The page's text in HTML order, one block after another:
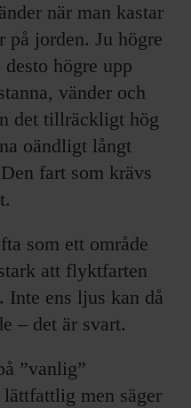
när man kastar
på jorden. Ju högre
högre upp
vänder och
det tillräckligt hög
oändligt långt
fart som krävs
som ett område
att flyktfarten
Inte ens ljus kan då
– det är svart.
”vanlig”
men säger